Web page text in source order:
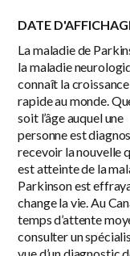
DATE
La maladie de
la maladie
connaît la
rapide au monde.
soit l’âge auquel une
personne est
recevoir la nouvelle
est atteinte de la
Parkinson est
change la vie. Au
temps d’attente
consulter un
vue d’un diagnostic